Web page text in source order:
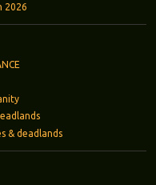
2026
& deadlands